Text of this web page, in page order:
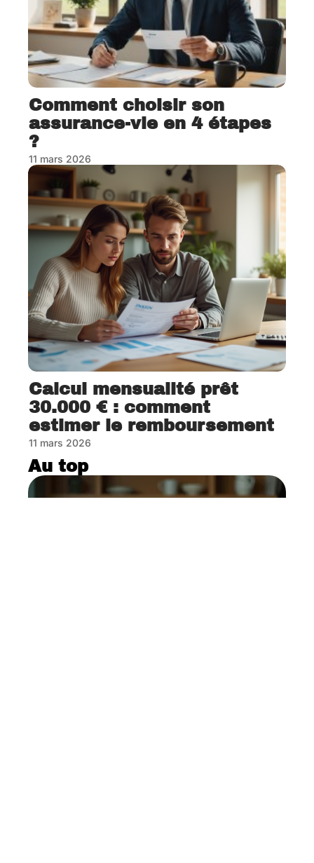
Comment choisir son
assurance-vie en 4 étapes
?
11 mars 2026
Calcul mensualité prêt
30.000 € : comment
estimer le remboursement
11 mars 2026
Au top